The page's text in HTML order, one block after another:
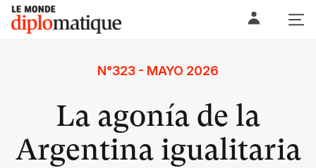
Skip
content
Le monde diplomatique
N°323 - MAYO 2026
La agonía de la
Argentina igualitaria